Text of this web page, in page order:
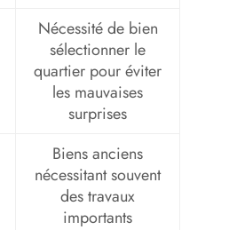
Nécessité de bien
sélectionner le
quartier pour éviter
les mauvaises
surprises
Biens anciens
nécessitant souvent
des travaux
importants